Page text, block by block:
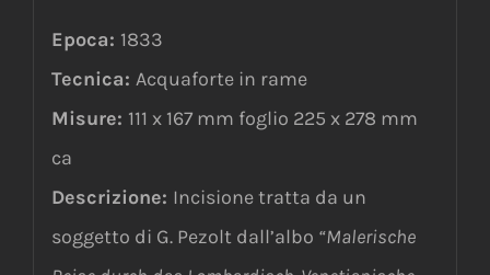
Epoca: 1833
Tecnica: Acquaforte in rame
Misure: 111 x 167 mm foglio 225 x 278 mm
ca
Descrizione: Incisionetratta da un
soggetto di G. Pezolt dall’albo “Malerische